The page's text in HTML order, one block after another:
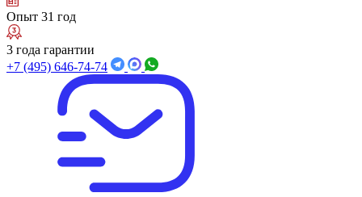
Опыт 31 год
3 года гарантии
+7 (495) 646-74-74